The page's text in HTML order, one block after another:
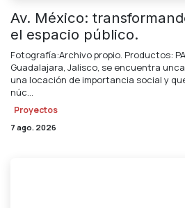
Av. México:
el espacio público.
Fotografía:Archivo propio. Productos:
Guadalajara, Jalisco, se encuentra
una locación de importancia social y
núc...
Proyectos
7 ago. 2026